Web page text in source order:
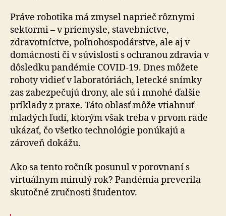
Práve robotika má zmysel naprieč rôznymi
sektormi – v priemysle, stavebníctve,
zdravotníctve, poľnohospodárstve, ale aj v
domácnosti či v súvislosti s ochranou zdravia v
dôsledku pandémie COVID-19. Dnes môžete
roboty vidieť v laboratóriách, letecké snímky
zas zabezpečujú drony, ale sú i mnohé ďalšie
príklady z praxe. Táto oblasť môže vtiahnuť
mladých ľudí, ktorým však treba v prvom rade
ukázať, čo všetko technológie ponúkajú a
zároveň dokážu.
Ako sa tento ročník posunul v porovnaní s
virtuálnym minulý rok? Pandémia preverila
skutočné zručnosti študentov.